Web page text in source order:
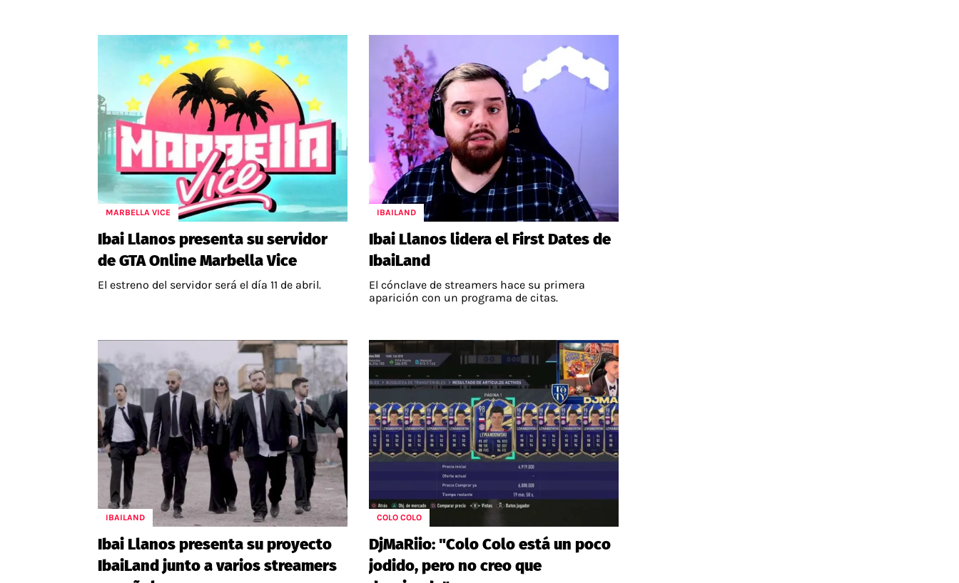
MARBELLA VICE
Ibai Llanos presenta su servidor
de GTA Online Marbella Vice
El estreno del servidor será el día 11 de abril.
IBAILAND
Ibai Llanos lidera el First Dates de
IbaiLand
El cónclave de streamers hace su primera
aparición con un programa de citas.
IBAILAND
Ibai Llanos presenta su proyecto
IbaiLand junto a varios streamers
COLO COLO
DjMaRiio: "Colo Colo está un poco
jodido, pero no creo que